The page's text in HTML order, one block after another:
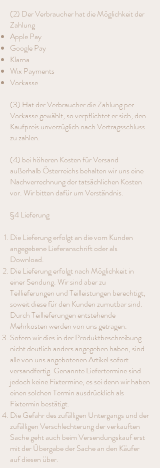
(2) Der Verbraucher hat die Möglichkeit der
Zahlung
Apple Pay
Google Pay
Klarna
Wix Payments
Vorkasse
(3) Hat der Verbraucher die Zahlung per
Vorkasse gewählt, so verpflichtet er sich, den
Kaufpreis unverzüglich nach Vertragsschluss
zu zahlen.
(4) bei höheren Kosten für Versand
außerhalb Österreichs behalten wir uns eine
Nachverrechnung der tatsächlichen Kosten
vor. Wir bitten dafür um Verständnis.
§4 Lieferung
Die Lieferung erfolgt an die vom Kunden
angegebene Lieferanschrift oder als
Download.
Die Lieferung erfolgt nach Möglichkeit in
einer Sendung. Wir sind aber zu
Teillieferungen und Teilleistungen berechtigt,
soweit diese für den Kunden zumutbar sind.
Durch Teillieferungen entstehende
Mehrkosten werden von uns getragen.
Sofern wir dies in der Produktbeschreibung
nicht deutlich anders angegeben haben, sind
alle von uns angebotenen Artikel sofort
versandfertig. Genannte Liefertermine sind
jedoch keine Fixtermine, es sei denn wir haben
einen solchen Termin ausdrücklich als
Fixtermin bestätigt.
Die Gefahr des zufälligen Untergangs und der
zufälligen Verschlechterung der verkauften
Sache geht auch beim Versendungskauf erst
mit der Übergabe der Sache an den Käufer
auf diesen über.